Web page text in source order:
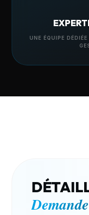
UNE ÉQUIPE
Demande